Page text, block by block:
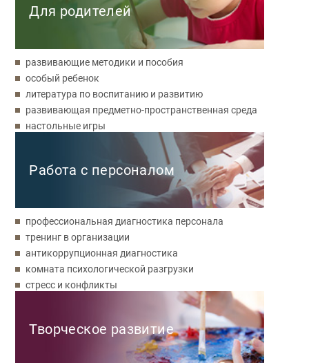
Для родителей
развивающие методики и пособия
особый ребенок
литература по воспитанию и развитию
развивающая предметно-пространственная среда
настольные игры
Работа с персоналом
профессиональная диагностика персонала
тренинг в организации
антикоррупционная диагностика
комната психологической разгрузки
стресс и конфликты
Творческое развитие